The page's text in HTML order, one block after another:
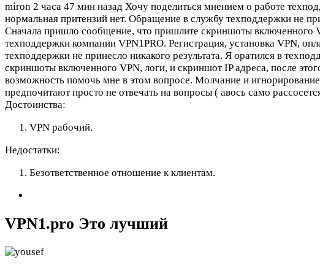
miron 2 часа 47 мин назад Хочу поделиться мнением о работе
нормальная притензий нет. Обращение в службу техподдержки не
Сначала пришло сообщение, что пришлите скриншоты включенного
техподдержки компании VPN1PRO. Регистрация, установка VPN,
техподдержки не принесло никакого результата. Я оратился в
скриншоты включенного VPN, логи, и скриншот IP адреса, после
возможность помочь мне в этом вопросе. Молчание и
предпочитают просто не отвечать на вопросы ( авось само
Достоинства:
VPN рабочий.
Недостатки:
Безответственное отношение к клиентам.
VPN1.pro Это лучший